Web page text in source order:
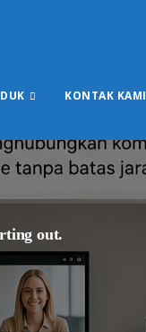
KONTAK KAMI
out.